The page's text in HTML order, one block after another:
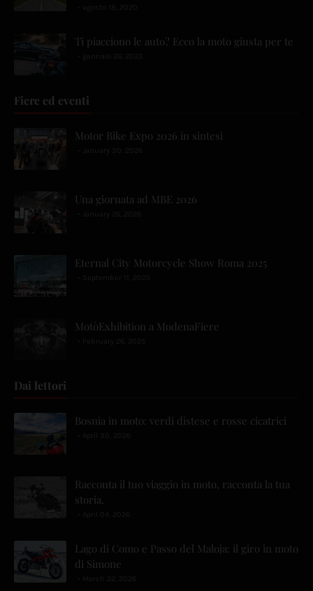
Ti piacciono le auto? Ecco la moto giusta per te
Fiere ed eventi
Motor Bike Expo 2026 in sintesi
Una giornata ad MBE 2026
Eternal City Motorcycle Show Roma 2025
MotòExhibition a ModenaFiere
Dai lettori
Bosnia in moto: verdi distese e rosse cicatrici
Racconta il tuo viaggio in moto, racconta la tua
storia.
Lago di Como e Passo del Maloja: il giro in moto
di Simone